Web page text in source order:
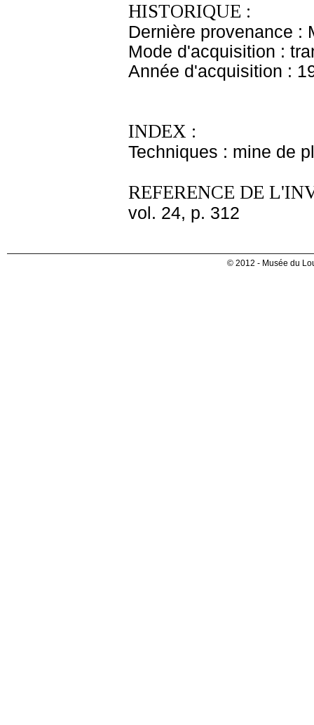
HISTORIQUE :
Dernière provenance :
Mode d'acquisition :
Année d'acquisition :
INDEX :
Techniques : mine de
REFERENCE DE
vol. 24, p. 312
© 2012 - Musée du